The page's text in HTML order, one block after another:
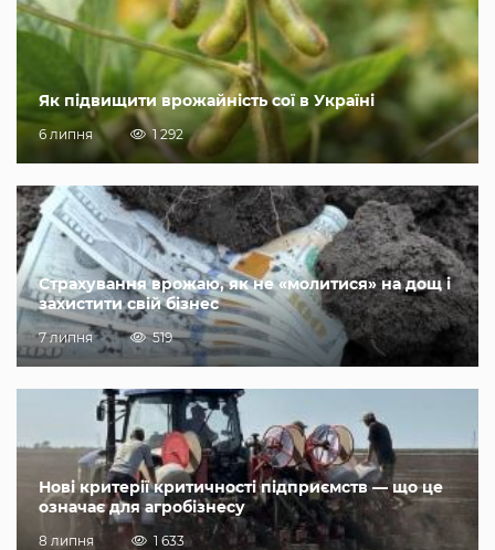
Як підвищити врожайність сої в Україні
6 липня 1 292
Страхування врожаю, як не «молитися» на дощ і
захистити свій бізнес
7 липня 519
Нові критерії критичності підприємств — що це
означає для агробізнесу
8 липня 1 633